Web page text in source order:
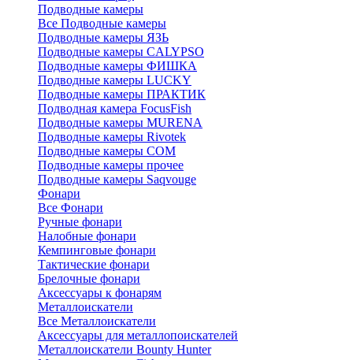
Подводные камеры
Все Подводные камеры
Подводные камеры ЯЗЬ
Подводные камеры CALYPSO
Подводные камеры ФИШКА
Подводные камеры LUCKY
Подводные камеры ПРАКТИК
Подводная камера FocusFish
Подводные камеры MURENA
Подводные камеры Rivotek
Подводные камеры СОМ
Подводные камеры прочее
Подводные камеры Saqvouge
Фонари
Все Фонари
Ручные фонари
Налобные фонари
Кемпинговые фонари
Тактические фонари
Брелочные фонари
Аксессуары к фонарям
Металлоискатели
Все Металлоискатели
Аксессуары для металлопоискателей
Металлоискатели Bounty Hunter